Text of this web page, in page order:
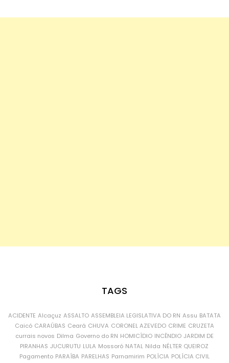
TAGS
ACIDENTE Alcaçuz ASSALTO ASSEMBLEIA LEGISLATIVA DO RN Assu BATATA
Caicó CARAÚBAS Ceará CHUVA CORONEL AZEVEDO CRIME CRUZETA
currais novos Dilma Governo do RN HOMICÍDIO INCÊNDIO JARDIM DE
PIRANHAS JUCURUTU LULA Mossoró NATAL Nilda NÉLTER QUEIROZ
Pagamento PARAÍBA PARELHAS Parnamirim POLÍCIA POLÍCIA CIVIL